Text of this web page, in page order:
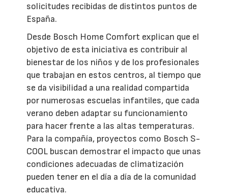
solicitudes recibidas de distintos puntos de
España.
Desde Bosch Home Comfort explican que el
objetivo de esta iniciativa es contribuir al
bienestar de los niños y de los profesionales
que trabajan en estos centros, al tiempo que
se da visibilidad a una realidad compartida
por numerosas escuelas infantiles, que cada
verano deben adaptar su funcionamiento
para hacer frente a las altas temperaturas.
Para la compañía, proyectos como Bosch S-
COOL buscan demostrar el impacto que unas
condiciones adecuadas de climatización
pueden tener en el día a día de la comunidad
educativa.